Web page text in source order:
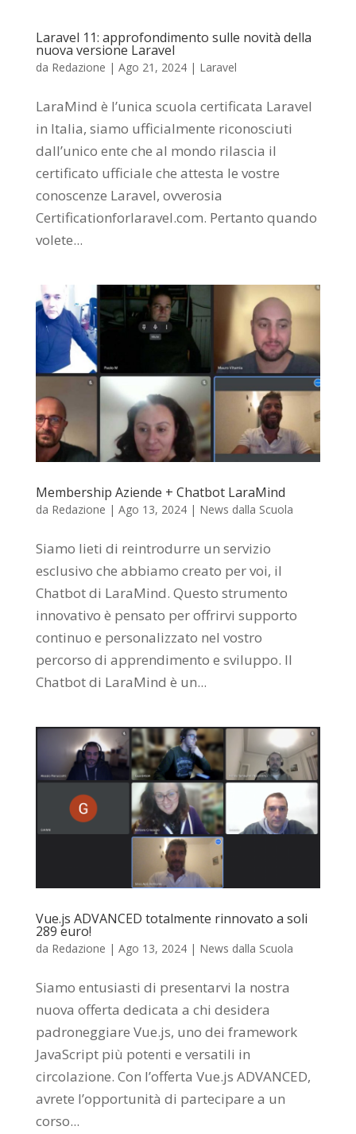
Laravel 11: approfondimento sulle novità della
nuova versione Laravel
da Redazione | Ago 21, 2024| Laravel
LaraMind è l’unica scuola certificata Laravel
in Italia, siamo ufficialmente riconosciuti
dall’unico ente che al mondo rilascia il
certificato ufficiale che attesta le vostre
conoscenze Laravel, ovverosia
Certificationforlaravel.com. Pertanto quando
volete...
Membership Aziende + Chatbot LaraMind
da Redazione | Ago 13, 2024| News dalla Scuola
Siamo lieti di reintrodurre un servizio
esclusivo che abbiamo creato per voi, il
Chatbot di LaraMind. Questo strumento
innovativo è pensato per offrirvi supporto
continuo e personalizzato nel vostro
percorso di apprendimento e sviluppo. Il
Chatbot di LaraMind è un...
Vue.js ADVANCED totalmente rinnovato a soli
289 euro!
da Redazione | Ago 13, 2024| News dalla Scuola
Siamo entusiasti di presentarvi la nostra
nuova offerta dedicata a chi desidera
padroneggiare Vue.js, uno dei framework
JavaScript più potenti e versatili in
circolazione. Con l’offerta Vue.js ADVANCED,
avrete l’opportunità di partecipare a un
corso...